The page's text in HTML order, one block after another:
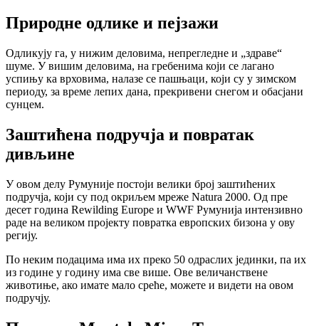
Природне одлике и пејзажи
Одликују га, у нижим деловима, непрегледне и „здраве“
шуме. У вишим деловима, на гребенима који се лагано
успињу ка врховима, налазе се пашњаци, који су у зимском
периоду, за време лепих дана, прекривени снегом и обасјани
сунцем.
Заштићена подручја и повратак
дивљине
У овом делу Румуније постоји велики број заштићених
подручја, који су под окриљем мреже Natura 2000. Од пре
десет година Rewilding Europe и WWF Румунија интензивно
раде на великом пројекту повратка европских бизона у ову
регију.
По неким подацима има их преко 50 одраслих јединки, па их
из године у годину има све више. Ове величанствене
животиње, ако имате мало среће, можете и видети на овом
подручју.